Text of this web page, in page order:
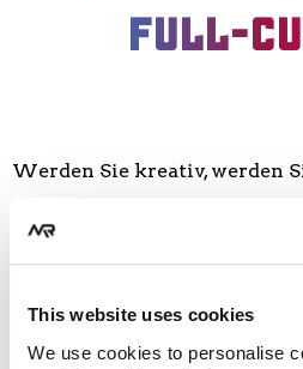
This website uses cookies
We use cookies to personalise
FULL-
Werden Sie kreativ, werden
Schicken Sie uns hierzu Ihre